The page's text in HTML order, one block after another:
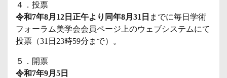
４．投票
令和7年8月12日正午より同年8月31日 までに毎日学術
フォーラム美学会会員ページ上のウェブシステムにて
投票（31日23時59分まで）。
５．開票
令和7年9月5日